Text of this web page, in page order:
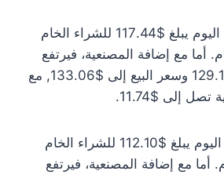
سعر الذهب عيار 22 اليوم يبلغ $117.44 للشراء الخام
الخام. أما مع إضافة المصنعية، فيرتفع
سعر الشراء إلى $129.19 وسعر البيع إلى $133.06, مع
إلى $11.74.
سعر الذهب عيار 21 اليوم يبلغ $112.10 للشراء الخام
الخام. أما مع إضافة المصنعية، فيرتفع